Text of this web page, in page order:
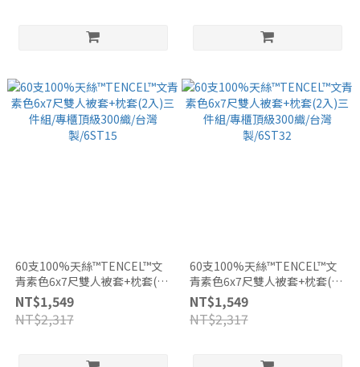
60支100%天絲™TENCEL™文
青素色6x7尺雙人被套+枕套(2
入)三件組/專櫃頂級300織/台灣
製/6ST15
NT$1,549
NT$2,317
60支100%天絲™TENCEL™文
青素色6x7尺雙人被套+枕套(2
入)三件組/專櫃頂級300織/台灣
製/6ST32
NT$1,549
NT$2,317